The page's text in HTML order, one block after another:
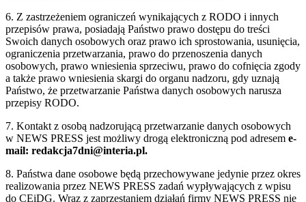
6. Z zastrzeżeniem ograniczeń wynikających z RODO i innych
przepisów prawa, posiadają Państwo prawo dostępu do treści
Swoich danych osobowych oraz prawo ich sprostowania, usunięcia,
ograniczenia przetwarzania, prawo do przenoszenia danych
osobowych, prawo wniesienia sprzeciwu, prawo do cofnięcia zgody
a także prawo wniesienia skargi do organu nadzoru, gdy uznają
Państwo, że przetwarzanie Państwa danych osobowych narusza
przepisy RODO.
7. Kontakt z osobą nadzorującą przetwarzanie danych osobowych
w NEWS PRESS jest możliwy drogą elektroniczną pod adresem e-
mail: redakcja7dni@interia.pl.
8. Państwa dane osobowe będą przechowywane jedynie przez okres
realizowania przez NEWS PRESS zadań wypływających z wpisu
do CEiDG. Wraz z zaprzestaniem działań firmy NEWS PRESS nie